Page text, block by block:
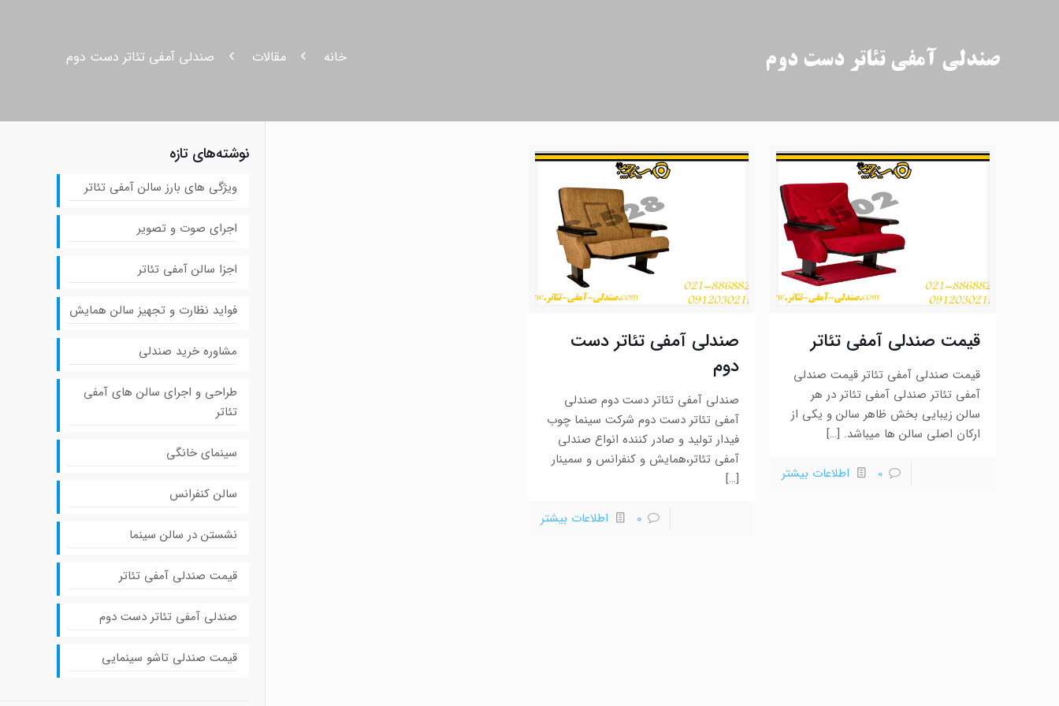
صندلی آمفی تئاتر دست دوم خانه مقالات صندلی آمفی تئاتر دست دوم
قیمت صندلی آمفی تئاتر
قیمت صندلی آمفی تئاتر قیمت صندلی
آمفی تئاتر صندلی آمفی تئاتر در هر
سالن زیبایی بخش ظاهر سالن و یکی از
ارکان اصلی سالن ها میباشد. […]
0 اطلاعات بیشتر
صندلی آمفی تئاتر دست
دوم
صندلی آمفی تئاتر دست دوم صندلی
آمفی تئاتر دست دوم شرکت سینما چوب
فیدار تولید و صادر کننده انواع صندلی
آمفی تئاتر،همایش و کنفرانس و سمینار
[…]
0 اطلاعات بیشتر
نوشته‌های تازه
ویژگی های بارز سالن آمفی تئاتر
اجرای صوت و تصویر
اجزا سالن آمفی تئاتر
فواید نظارت و تجهیز سالن همایش
مشاوره خرید صندلی
طراحی و اجرای سالن های آمفی
تئاتر
سینمای خانگی
سالن کنفرانس
نشستن در سالن سینما
قیمت صندلی آمفی تئاتر
صندلی آمفی تئاتر دست دوم
قیمت صندلی تاشو سینمایی